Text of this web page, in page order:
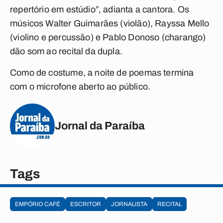
repertório em estúdio”, adianta a cantora. Os
músicos Walter Guimarães (violão), Rayssa Mello
(violino e percussão) e Pablo Donoso (charango)
dão som ao recital da dupla.
Como de costume, a noite de poemas termina
com o microfone aberto ao público.
Jornal da Paraíba
Tags
EMPÓRIO CAFÉ ESCRITOR JORNALISTA RECITAL